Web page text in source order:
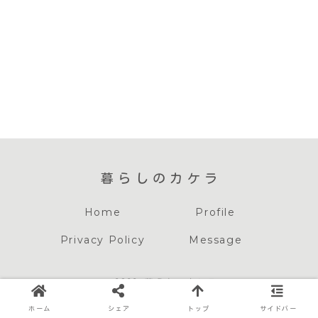
暮らしのカケラ
Home Profile
Privacy Policy Message
© 2022 暮らしのカケラ
当サイトの記事内には広告が含まれています
ホーム シェア トップ サイドバー